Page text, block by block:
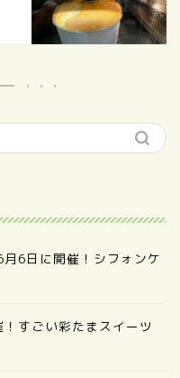
6日に開催！シフォンケ
！すごい彩たまスイーツ